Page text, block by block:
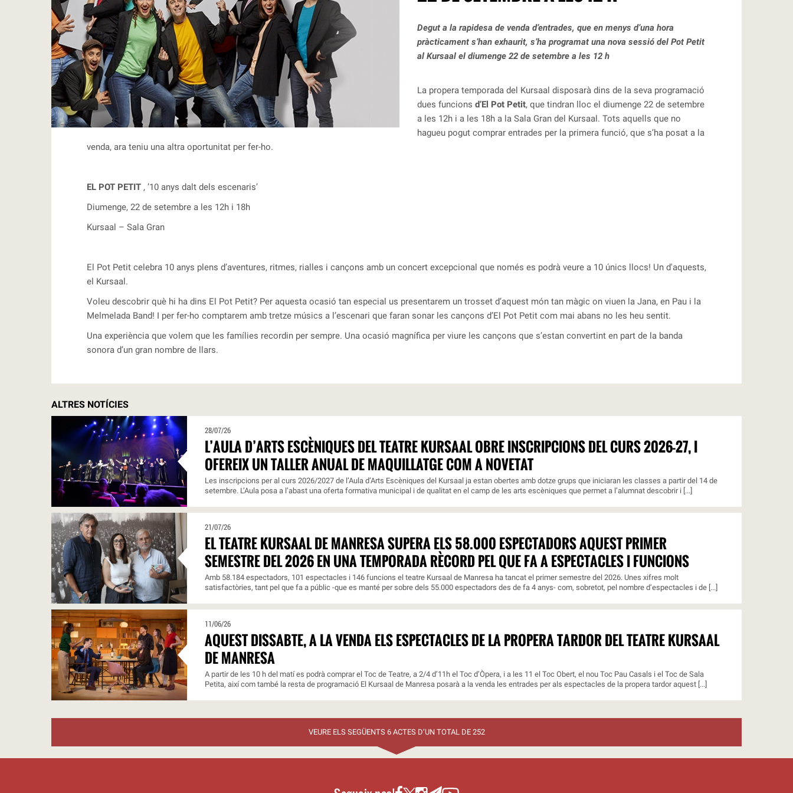
RBLS
Degut a la rapidesa de venda d’entrades, que en menys d’una hora
pràcticament s’han exhaurit, s’ha programat una nova sessió del Pot Petit
al Kursaal el diumenge 22 de setembre a les 12 h
La propera temporada del Kursaal disposarà dins de la seva programació
dues funcions d’El Pot Petit, que tindran lloc el diumenge 22 de setembre
a les 12h i a les 18h a la Sala Gran del Kursaal. Tots aquells que no
hagueu pogut comprar entrades per la primera funció, que s’ha posat a la
venda, ara teniu una altra oportunitat per fer-ho.
EL POT PETIT , ’10 anys dalt dels escenaris’
Diumenge, 22 de setembre a les 12h i 18h
Kursaal – Sala Gran
El Pot Petit celebra 10 anys plens d’aventures, ritmes, rialles i cançons amb un concert excepcional que només es podrà veure a 10 únics llocs! Un d'aquests,
el Kursaal.
Voleu descobrir què hi ha dins El Pot Petit? Per aquesta ocasió tan especial us presentarem un trosset d’aquest món tan màgic on viuen la Jana, en Pau i la
Melmelada Band! I per fer-ho comptarem amb tretze músics a l’escenari que faran sonar les cançons d’El Pot Petit com mai abans no les heu sentit.
Una experiència que volem que les famílies recordin per sempre. Una ocasió magnífica per viure les cançons que s’estan convertint en part de la banda
sonora d’un gran nombre de llars.
ALTRES NOTÍCIES
28/07/26
L’AULA D’ARTS ESCÈNIQUES DEL TEATRE KURSAAL OBRE INSCRIPCIONS DEL CURS 2026-27, I
OFEREIX UN TALLER ANUAL DE MAQUILLATGE COM A NOVETAT
Les inscripcions per al curs 2026/2027 de l’Aula d’Arts Escèniques del Kursaal ja estan obertes amb dotze grups que iniciaran les classes a partir del 14 de
setembre. L’Aula posa a l’abast una oferta formativa municipal i de qualitat en el camp de les arts escèniques que permet a l’alumnat descobrir i [...]
21/07/26
EL TEATRE KURSAAL DE MANRESA SUPERA ELS 58.000 ESPECTADORS AQUEST PRIMER
SEMESTRE DEL 2026 EN UNA TEMPORADA RÈCORD PEL QUE FA A ESPECTACLES I FUNCIONS
Amb 58.184 espectadors, 101 espectacles i 146 funcions el teatre Kursaal de Manresa ha tancat el primer semestre del 2026. Unes xifres molt
satisfactòries, tant pel que fa a públic -que es manté per sobre dels 55.000 espectadors des de fa 4 anys- com, sobretot, pel nombre d’espectacles i de [...]
11/06/26
AQUEST DISSABTE, A LA VENDA ELS ESPECTACLES DE LA PROPERA TARDOR DEL TEATRE KURSAAL
DE MANRESA
A partir de les 10 h del matí es podrà comprar el Toc de Teatre, a 2/4 d’11h el Toc d’Òpera, i a les 11 el Toc Obert, el nou Toc Pau Casals i el Toc de Sala
Petita, així com també la resta de programació El Kursaal de Manresa posarà a la venda les entrades per als espectacles de la propera tardor aquest [...]
VEURE ELS SEGÜENTS 6 ACTES D’UN TOTAL DE 252